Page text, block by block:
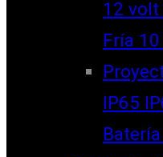
12
Fría
IP65